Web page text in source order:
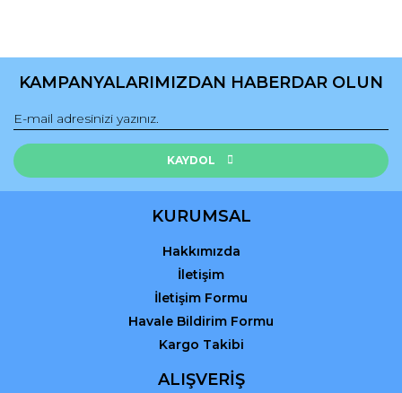
konularda yetersiz gördüğünüz noktaları öneri formunu
Görüş ve önerileriniz için teşekkür ederiz.
Ürün resmi kalitesiz, bozuk veya görüntülenemiyor.
Ürün açıklamasında eksik bilgiler bulunuyor.
Ürün fiyatı diğer sitelerden daha pahalı.
Gönder
KAMPANYALARIMIZDAN HABERDAR OLUN
KAYDOL
KURUMSAL
Hakkımızda
İletişim
İletişim Formu
Havale Bildirim Formu
Kargo Takibi
ALIŞVERİŞ